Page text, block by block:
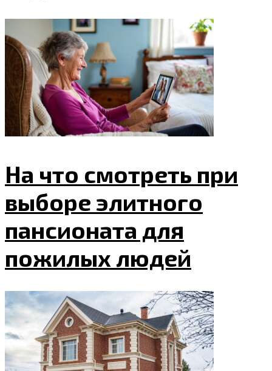
На что смотреть при
выборе элитного
пансионата для
пожилых людей